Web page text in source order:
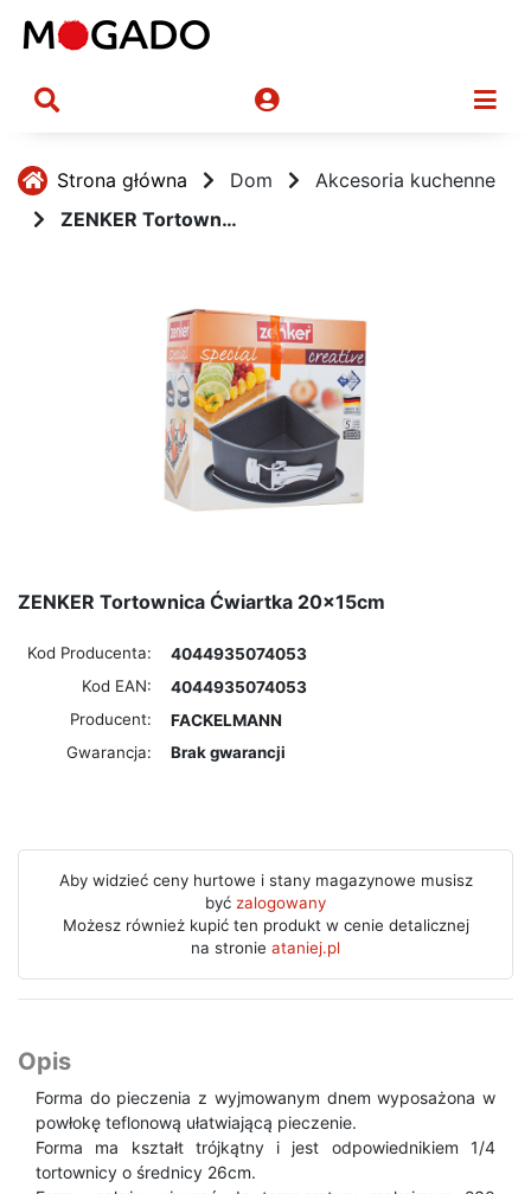
Strona główna Dom
Akcesoria kuchenne
ZENKER Tortownica Ćwiartka 20x15cm
ZENKER Tortownica Ćwiartka 20x15cm
Kod Producenta:
4044935074053
Kod EAN:
4044935074053
Producent:
FACKELMANN
Gwarancja:
Brak gwarancji
Aby widzieć ceny hurtowe i stany magazynowe musisz
być zalogowany
Możesz również kupić ten produkt w cenie detalicznej
na stronie ataniej.pl
Opis
Forma do pieczenia z wyjmowanym dnem wyposażona w
powłokę teflonową ułatwiającą pieczenie.
Forma ma kształt trójkątny i jest odpowiednikiem 1/4
tortownicy o średnicy 26cm.